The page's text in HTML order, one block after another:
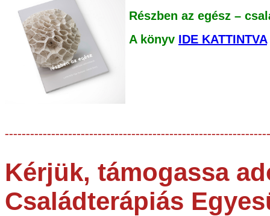
Részben az egész –
A könyv IDE KATTINTVA
Kérjük, támogassa
Családterápiás